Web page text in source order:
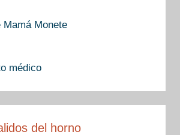
Mamá Monete
médico
del horno